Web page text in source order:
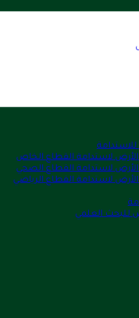
لاستدامة القطاع الخاص
لاستدامة القطاع الصحي
لاستدامة القطاع الرياضي
للبحث العلمي